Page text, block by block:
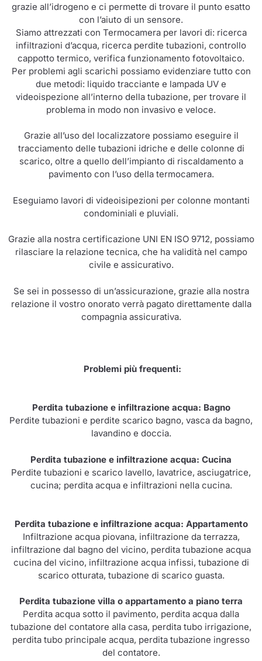
grazie all’idrogeno e ci permette di trovare il punto esatto
con l’aiuto di un sensore.
Siamo attrezzati con Termocamera per lavori di: ricerca
infiltrazioni d’acqua, ricerca perdite tubazioni, controllo
cappotto termico, verifica funzionamento fotovoltaico.
Per problemi agli scarichi possiamo evidenziare tutto con
due metodi: liquido tracciante e lampada UV e
videoispezione all’interno della tubazione, per trovare il
problema in modo non invasivo e veloce.
Grazie all’uso del localizzatore possiamo eseguire il
tracciamento delle tubazioni idriche e delle colonne di
scarico, oltre a quello dell’impianto di riscaldamento a
pavimento con l’uso della termocamera.
Eseguiamo lavori di videoisipezioni per colonne montanti
condominiali e pluviali.
Grazie alla nostra certificazione UNI EN ISO 9712, possiamo
rilasciare la relazione tecnica, che ha validità nel campo
civile e assicurativo.
Se sei in possesso di un’assicurazione, grazie alla nostra
relazione il vostro onorato verrà pagato direttamente dalla
compagnia assicurativa.
Problemi più frequenti:
Perdita tubazione e infiltrazione acqua: Bagno
Perdite tubazioni e perdite scarico bagno, vasca da bagno,
lavandino e doccia.
Perdita tubazione e infiltrazione acqua: Cucina
Perdite tubazioni e scarico lavello, lavatrice, asciugatrice,
cucina; perdita acqua e infiltrazioni nella cucina.
Perdita tubazione e infiltrazione acqua: Appartamento
Infiltrazione acqua piovana, infiltrazione da terrazza,
infiltrazione dal bagno del vicino, perdita tubazione acqua
cucina del vicino, infiltrazione acqua infissi, tubazione di
scarico otturata, tubazione di scarico guasta.
Perdita tubazione villa o appartamento a piano terra
Perdita acqua sotto il pavimento, perdita acqua dalla
tubazione del contatore alla casa, perdita tubo irrigazione,
perdita tubo principale acqua, perdita tubazione ingresso
del contatore.